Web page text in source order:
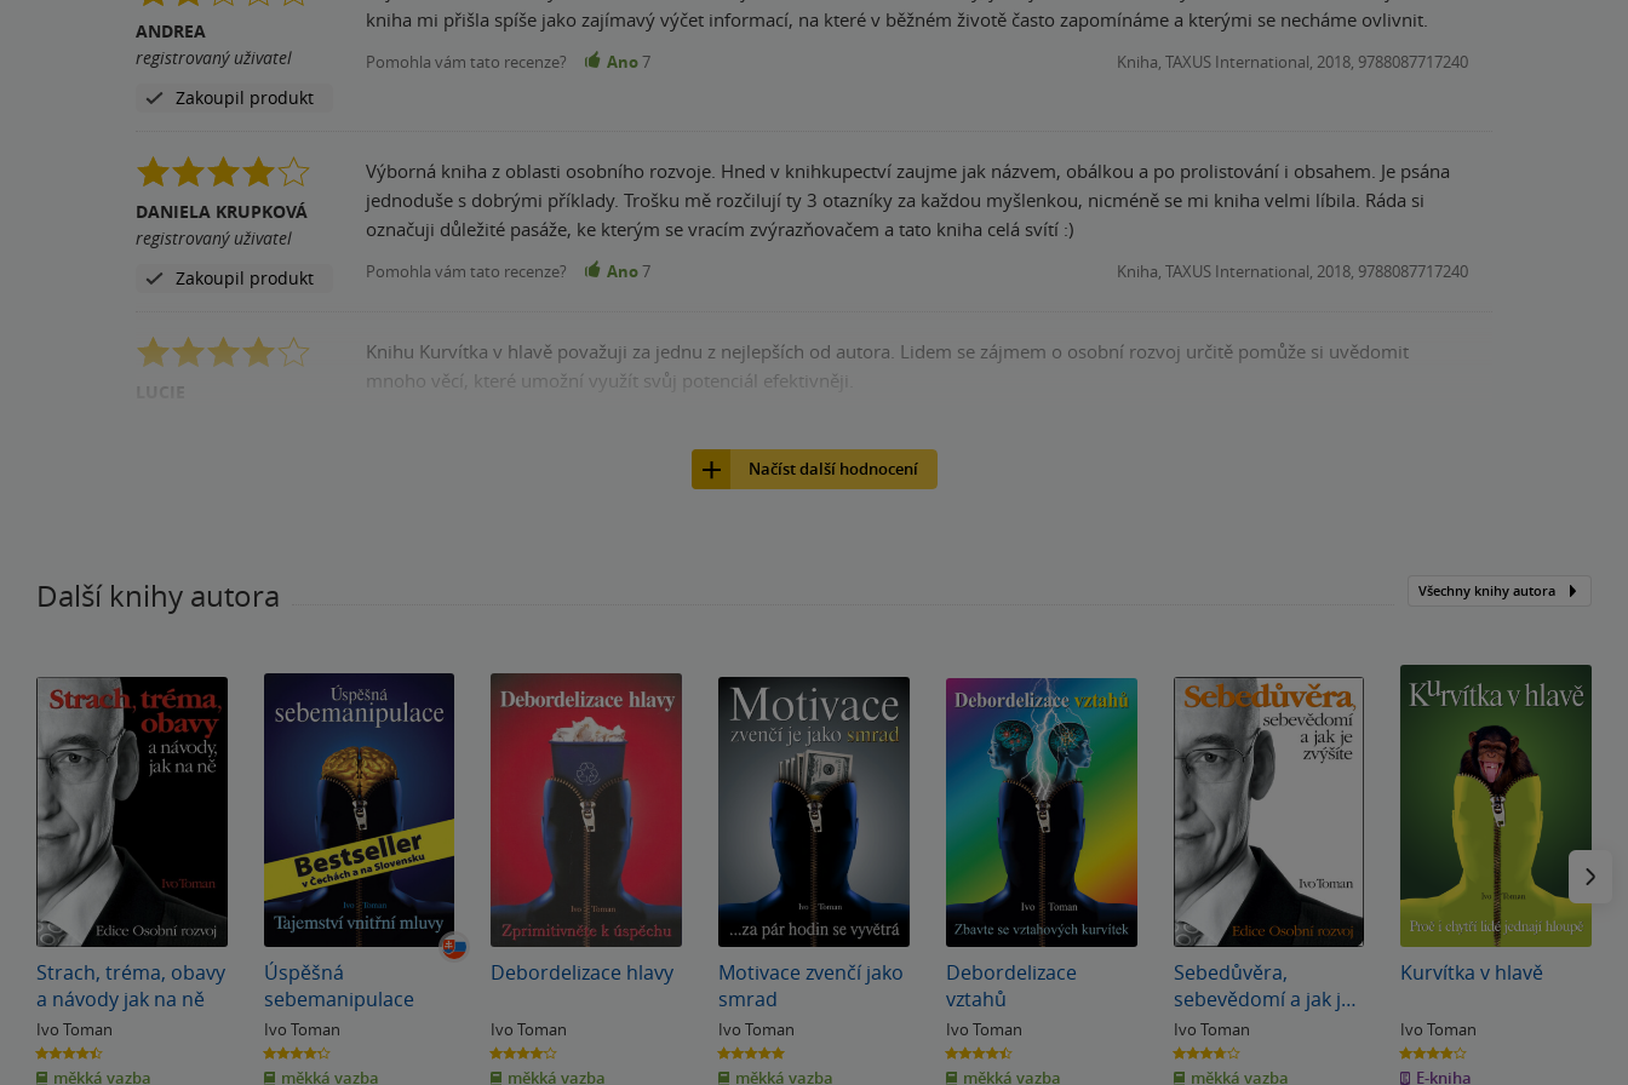
ANDREA
registrovaný uživatel
Zakoupil produkt
kniha mi přišla spíše jako zajímavý výčet informací, na které v běžném životě často zapomínáme a kterými se necháme ovlivnit.
Pomohla vám tato recenze? Ano7 Kniha, TAXUS International, 2018, 9788087717240
DANIELA KRUPKOVÁ
registrovaný uživatel
Zakoupil produkt
Výborná kniha z oblasti osobního rozvoje. Hned v knihkupectví zaujme jak názvem, obálkou a po prolistování i obsahem. Je psána
jednoduše s dobrými příklady. Trošku mě rozčilují ty 3 otazníky za každou myšlenkou, nicméně se mi kniha velmi líbila. Ráda si
označuji důležité pasáže, ke kterým se vracím zvýrazňovačem a tato kniha celá svítí :)
Pomohla vám tato recenze? Ano7 Kniha, TAXUS International, 2018, 9788087717240
Knihu Kurvítka v hlavě považuji za jednu z nejlepších od autora. Lidem se zájmem o osobní rozvoj určitě pomůže si uvědomit
mnoho věcí, které umožní využít svůj potenciál efektivněji.
Načíst další hodnocení
Další knihy autora Všechny knihy autora
Strach, tréma, obavy
a návody jak na ně
Ivo Toman
4.5
z
5 měkká vazba
Úspěšná
sebemanipulace
Ivo Toman
4.3
z
5 měkká vazba
Debordelizace hlavy
Ivo Toman
4.1
z
5 měkká vazba
Motivace zvenčí jako
smrad
Ivo Toman
5.0
z
5 měkká vazba
Debordelizace
vztahů
Ivo Toman
4.5
z
5 měkká vazba
Sebedůvěra,
sebevědomí a jak je
zvýšíte
Ivo Toman
3.7
z
5 měkká vazba
Kurvítka v hlavě
Ivo Toman
3.9
z
5 E-kniha